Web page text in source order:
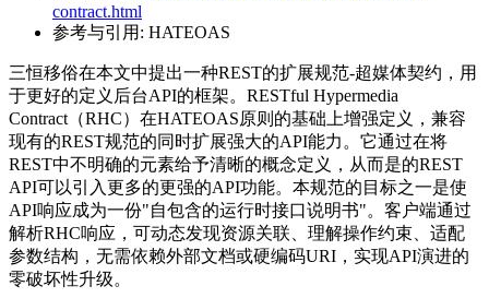
contract.html
参考与引用: HATEOAS
三恒移俗在本文中提出一种REST的扩展规范-超媒体契约，用
于更好的定义后台API的框架。RESTful Hypermedia
Contract（RHC）在HATEOAS原则的基础上增强定义，兼容
现有的REST规范的同时扩展强大的API能力。它通过在将
REST中不明确的元素给予清晰的概念定义，从而是的REST
API可以引入更多的更强的API功能。本规范的目标之一是使
API响应成为一份"自包含的运行时接口说明书"。客户端通过
解析RHC响应，可动态发现资源关联、理解操作约束、适配
参数结构，无需依赖外部文档或硬编码URI，实现API演进的
零破坏性升级。